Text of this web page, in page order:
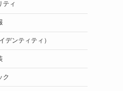
ティ
デンティティ）
ク